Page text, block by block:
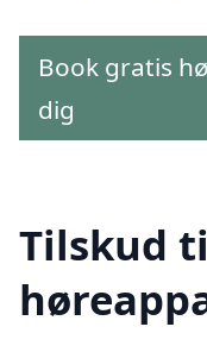
Book gratis
dig
Tilskud